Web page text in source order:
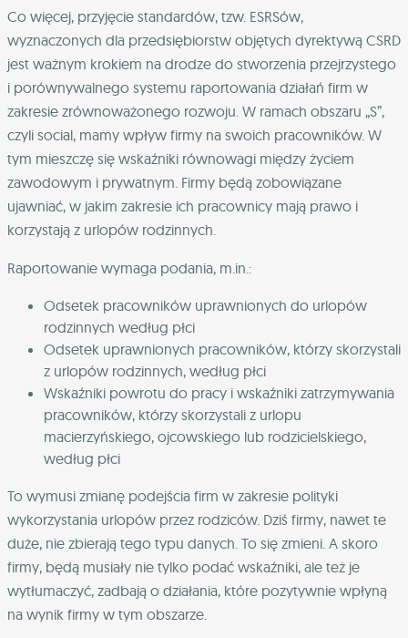
Co więcej, przyjęcie standardów, tzw. ESRSów,
wyznaczonych dla przedsiębiorstw objętych dyrektywą CSRD
jest ważnym krokiem na drodze do stworzenia przejrzystego
i porównywalnego systemu raportowania działań firm w
zakresie zrównoważonego rozwoju. W ramach obszaru „S”,
czyli social, mamy wpływ firmy na swoich pracowników. W
tym mieszczę się wskaźniki równowagi między życiem
zawodowym i prywatnym. Firmy będą zobowiązane
ujawniać, w jakim zakresie ich pracownicy mają prawo i
korzystają z urlopów rodzinnych.
Raportowanie wymaga podania, m.in.:
Odsetek pracowników uprawnionych do urlopów
rodzinnych według płci
Odsetek uprawnionych pracowników, którzy skorzystali
z urlopów rodzinnych, według płci
Wskaźniki powrotu do pracy i wskaźniki zatrzymywania
pracowników, którzy skorzystali z urlopu
macierzyńskiego, ojcowskiego lub rodzicielskiego,
według płci
To wymusi zmianę podejścia firm w zakresie polityki
wykorzystania urlopów przez rodziców. Dziś firmy, nawet te
duże, nie zbierają tego typu danych. To się zmieni. A skoro
firmy, będą musiały nie tylko podać wskaźniki, ale też je
wytłumaczyć, zadbają o działania, które pozytywnie wpłyną
na wynik firmy w tym obszarze.